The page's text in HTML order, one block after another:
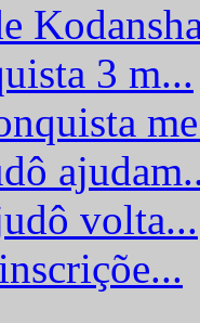
3 m...
volta...